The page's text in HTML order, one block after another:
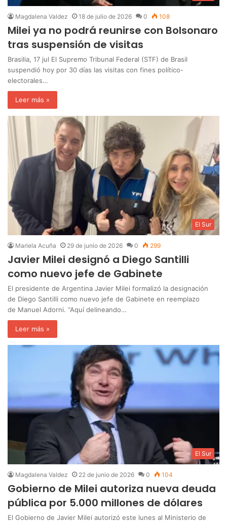
Magdalena Valdez 18 de julio de 2026 0 108
Milei ya no podrá reunirse con Bolsonaro
tras suspensión de visitas
Brasilia, 17 jul El Supremo Tribunal Federal (STF) de Brasil
suspendió hoy por 30 días las visitas con fines político-
electorales…
Leer más »
El Sur
Mariela Acuña 29 de junio de 2026 0 299
Javier Milei designó a Diego Santilli
como nuevo jefe de Gabinete
El presidente de Argentina Javier Milei formalizó la designación
de Diego Santilli como nuevo jefe de Gabinete en reemplazo
de Manuel Adorni. “Aquí delineando…
Leer más »
El Sur
Magdalena Valdez 22 de junio de 2026 0 104
Gobierno de Milei autoriza nueva deuda
pública por 5.000 millones de dólares
El Gobierno de Javier Milei autorizó este lunes al Ministerio de